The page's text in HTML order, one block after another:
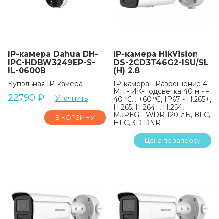
IP-камера Dahua DH-
IPC-HDBW3249EP-S-
IL-0600B
Купольная IP-камера
22790 ₽ Уточнить
В КОРЗИНУ
IP-камера HikVision
DS-2CD3T46G2-ISU/SL
(H) 2.8
IP-камера - Разрешение 4
Мп - ИК-подсветка 40 м - –
40 ºC… +60 ºC, IP67 - H.265+,
H.265, H.264+, H.264,
MJPEG - WDR 120 дБ, BLC,
HLC, 3D DNR
Цена по запросу